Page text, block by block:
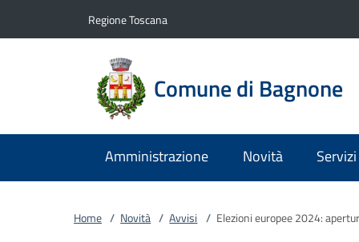
Regione Toscana
Comune di Bagnone
Amministrazione Novità Servizi
Home / Novità / Avvisi / Elezioni europee 2024: